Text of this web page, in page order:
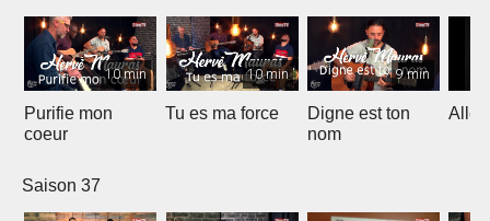
10 min
Purifie mon
coeur
10 min
Tu es ma force
9 min
Digne est ton
nom
Saison 37